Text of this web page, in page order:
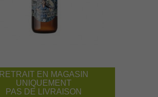
RETRAIT EN MAGASIN
UNIQUEMENT
PAS DE LIVRAISON